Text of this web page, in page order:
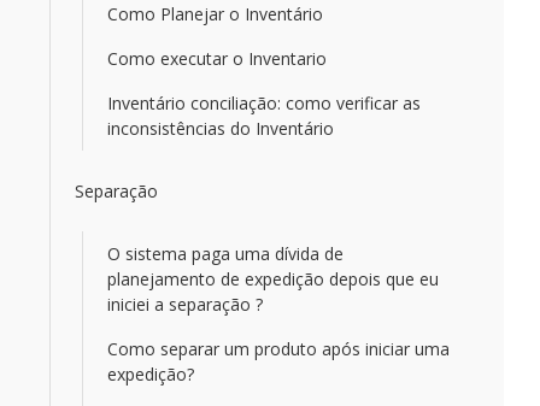
Como Planejar o Inventário
Como executar o Inventario
Inventário conciliação: como verificar as
inconsistências do Inventário
Separação
O sistema paga uma dívida de
planejamento de expedição depois que eu
iniciei a separação ?
Como separar um produto após iniciar uma
expedição?